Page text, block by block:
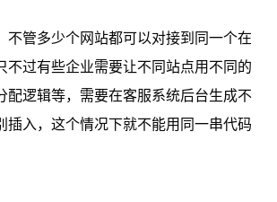
不管多少个网站都可以对接到同一个在
不过有些企业需要让不同站点用不同的
配逻辑等，需要在客服系统后台生成不
插入，这个情况下就不能用同一串代码